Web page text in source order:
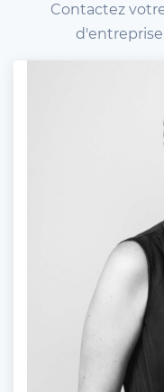
Contactez
d'entreprise